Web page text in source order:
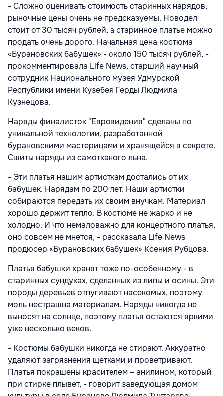
- Сложно оценивать стоимость старинных нарядов,
рыночные цены очень не предсказуемы. Новодел
стоит от 30 тысяч рублей, а старинное платье можно
продать очень дорого. Начальная цена костюма
«Бурановских бабушек» - около 150 тысяч рублей, -
прокомментировала Life News, старший научный
сотрудник Национального музея Удмурской
Республики имени Кузебея Герды Людмила
Кузнецова.
Наряды финалисток "Евровидения" сделаны по
уникальной технологии, разработанной
бурановскими мастерицами и хранящейся в секрете.
Сшиты наряды из самотканого льна.
- Эти платья нашим артисткам достались от их
бабушек. Нарядам по 200 лет. Наши артистки
собираются передать их своим внучкам. Материал
хорошо держит тепло. В костюме не жарко и не
холодно. И что немаловажно для концертного платья,
оно совсем не мнется, - рассказала Life News
продюсер «Бурановских бабушек» Ксения Рубцова.
Платья бабушки хранят тоже по-особенному - в
старинных сундуках, сделанных из липы и осины. Эти
породы деревьев отпугивают насекомых, поэтому
моль нестрашна материалам. Наряды никогда не
выносят на солнце, поэтому платья остаются яркими
уже несколько веков.
- Костюмы бабушки никогда не стирают. Аккуратно
удаляют загрязнения щетками и проветривают.
Платья покрашены красителем – анилином, который
при стирке плывет, - говорит заведующая домом